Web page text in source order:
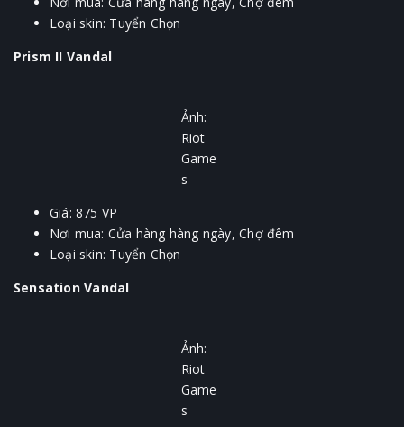
Loại skin: Tuyển Chọn
Prism II Vandal
Ảnh:
Riot
Game
s
Giá: 875 VP
Nơi mua: Cửa hàng hàng ngày, Chợ đêm
Loại skin: Tuyển Chọn
Sensation Vandal
Ảnh:
Riot
Game
s